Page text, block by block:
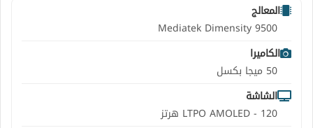
المعالج
Mediatek Dimensity 9500
الكاميرا
50 ميجا بكسل
الشاشة
LTPO AMOLED - 120 هرتز